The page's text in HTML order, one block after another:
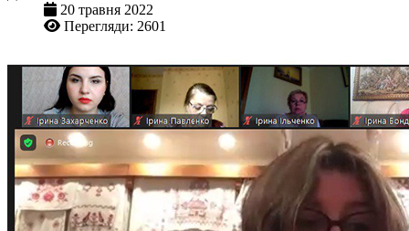
20 травня 2022
Перегляди: 2601